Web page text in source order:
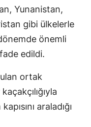
Yunanistan,
gibi ülkelerle
önemli
edildi.
ortak
araladığı